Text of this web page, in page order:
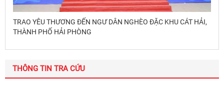
TRAO YÊU THƯƠNG ĐẾN NGƯ DÂN NGHÈO ĐẶC KHU CÁT HẢI,
THÀNH PHỐ HẢI PHÒNG
THÔNG TIN TRA CỨU